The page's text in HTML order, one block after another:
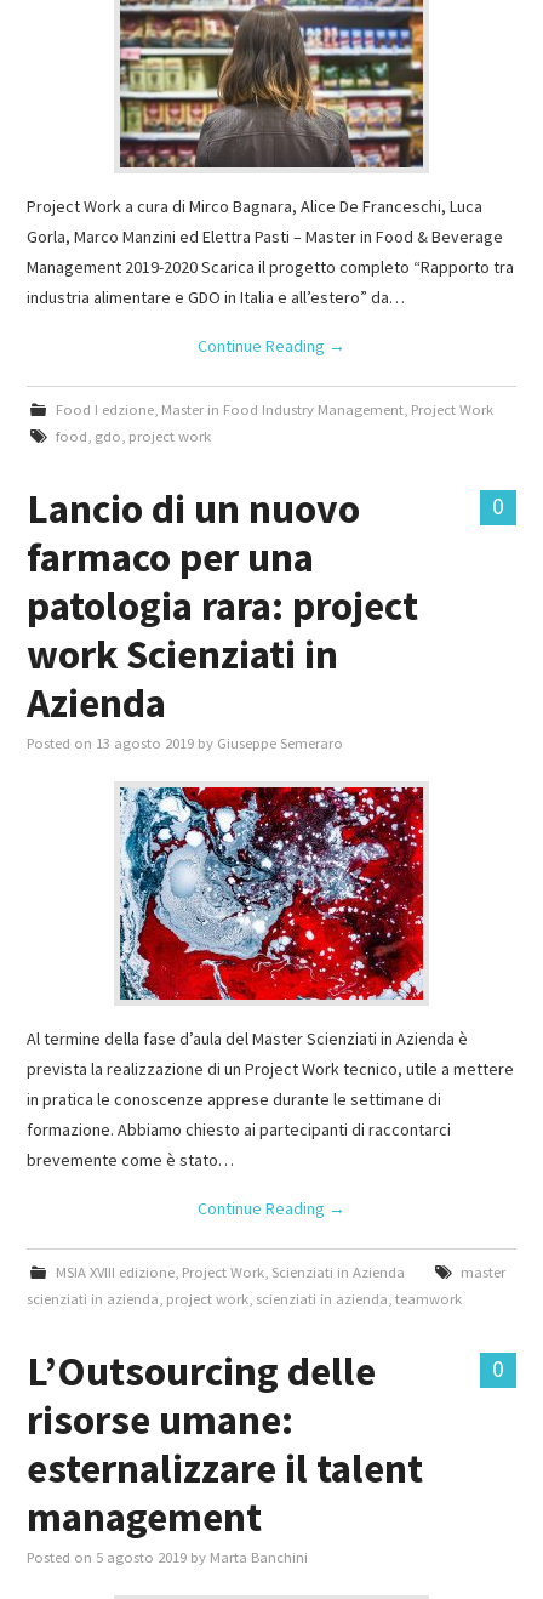
Project Work a cura di Mirco Bagnara, Alice De Franceschi, Luca
Gorla, Marco Manzini ed Elettra Pasti – Master in Food & Beverage
Management 2019-2020 Scarica il progetto completo “Rapporto tra
industria alimentare e GDO in Italia e all’estero” da…
Continue Reading →
Food I edzione, Master in Food Industry Management, Project Work
food gdo project work
0
Lancio di un nuovo
farmaco per una
patologia rara: project
work Scienziati in
Azienda
Posted on 13 agosto 2019 by Giuseppe Semeraro
Al termine della fase d’aula del Master Scienziati in Azienda è
prevista la realizzazione di un Project Work tecnico, utile a mettere
in pratica le conoscenze apprese durante le settimane di
formazione. Abbiamo chiesto ai partecipanti di raccontarci
brevemente come è stato…
Continue Reading →
MSIA XVIII edizione, Project Work, Scienziati in Azienda
master
scienziati in azienda project work scienziati in azienda ,teamwork
0
L’Outsourcing delle
risorse umane:
esternalizzare il talent
management
Posted on 5 agosto 2019 by Marta Banchini